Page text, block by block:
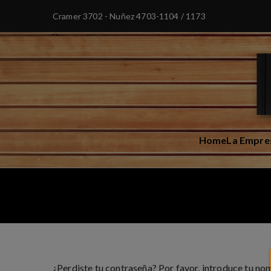
Cramer 3702 - Nuñez4703-1104 / 1173
HomeLa
¿Perdiste tu contraseña? Por favor, introduce tu